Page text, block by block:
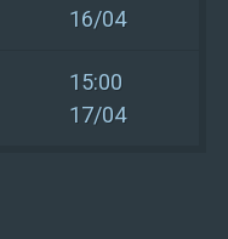
16/04
15:00
17/04